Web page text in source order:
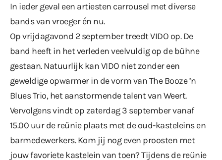
In ieder geval een artiesten carrousel met diverse
bands van vroeger én nu.
Op vrijdagavond 2 september treedt VIDO op. De
band heeft in het verleden veelvuldig op de bühne
gestaan. Natuurlijk kan VIDO niet zonder een
geweldige opwarmer in de vorm van The Booze ’n
Blues Trio, het aanstormende talent van Weert.
Vervolgens vindt op zaterdag 3 september vanaf
15.00 uur de reünie plaats met de oud-kasteleins en
barmedewerkers. Kom jij nog even proosten met
jouw favoriete kastelein van toen? Tijdens de reünie